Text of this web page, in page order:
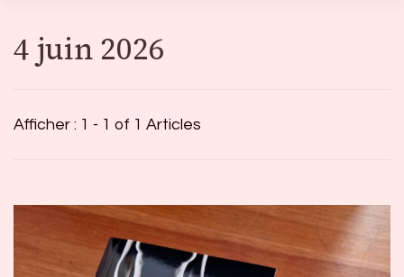
4 juin 2026
Afficher : 1 - 1 of 1 Articles